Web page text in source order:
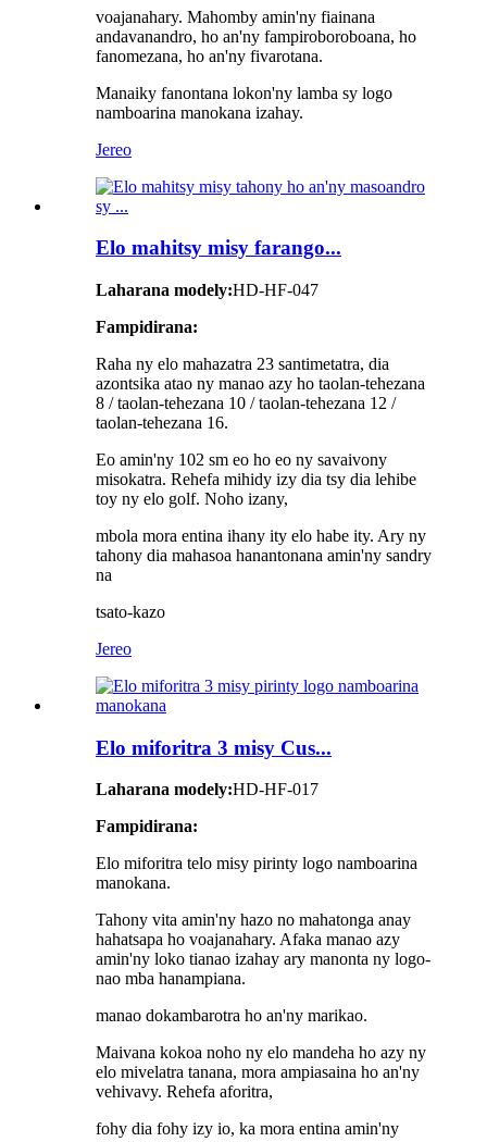
voajanahary. Mahomby amin'ny fiainana
andavanandro, ho an'ny fampiroboroboana, ho
fanomezana, ho an'ny fivarotana.
Manaiky fanontana lokon'ny lamba sy logo
namboarina manokana izahay.
Jereo
Elo mahitsy misy farango...
Laharana modely:HD-HF-047
Fampidirana:
Raha ny elo mahazatra 23 santimetatra, dia
azontsika atao ny manao azy ho taolan-tehezana
8 / taolan-tehezana 10 / taolan-tehezana 12 /
taolan-tehezana 16.
Eo amin'ny 102 sm eo ho eo ny savaivony
misokatra. Rehefa mihidy izy dia tsy dia lehibe
toy ny elo golf. Noho izany,
mbola mora entina ihany ity elo habe ity. Ary ny
tahony dia mahasoa hanantonana amin'ny sandry
na
tsato-kazo
Jereo
Elo miforitra 3 misy Cus...
Laharana modely:HD-HF-017
Fampidirana:
Elo miforitra telo misy pirinty logo namboarina
manokana.
Tahony vita amin'ny hazo no mahatonga anay
hahatsapa ho voajanahary. Afaka manao azy
amin'ny loko tianao izahay ary manonta ny logo-
nao mba hanampiana.
manao dokambarotra ho an'ny marikao.
Maivana kokoa noho ny elo mandeha ho azy ny
elo mivelatra tanana, mora ampiasaina ho an'ny
vehivavy. Rehefa aforitra,
fohy dia fohy izy io, ka mora entina amin'ny